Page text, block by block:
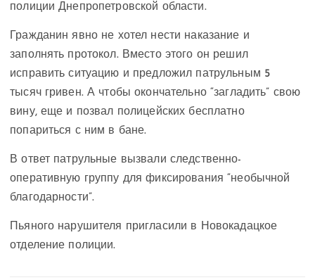
полиции Днепропетровской области.
Гражданин явно не хотел нести наказание и
заполнять протокол. Вместо этого он решил
исправить ситуацию и предложил патрульным 5
тысяч гривен. А чтобы окончательно “загладить” свою
вину, еще и позвал полицейских бесплатно
попариться с ним в бане.
В ответ патрульные вызвали следственно-
оперативную группу для фиксирования “необычной
благодарности”.
Пьяного нарушителя пригласили в Новокадацкое
отделение полиции.